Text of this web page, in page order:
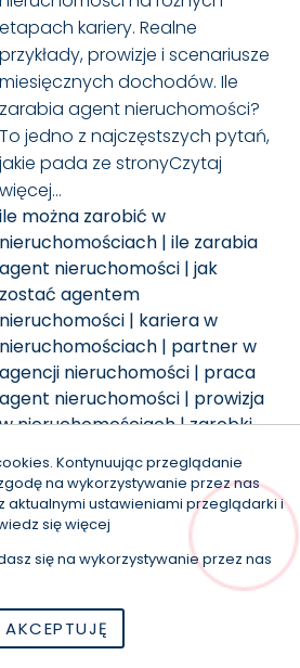
etapach kariery. Realne
przykłady, prowizje i scenariusze
miesięcznych dochodów. Ile
zarabia agent nieruchomości?
To jedno z najczęstszych pytań,
jakie pada ze stronyCzytaj
więcej…
ile można zarobić w
nieruchomościach |ile zarabia
agent nieruchomości |jak
zostać agentem
nieruchomości | kariera w
nieruchomościach | partner w
agencji nieruchomości | praca
agent nieruchomości | prowizja
w nieruchomościach|zarobki
zastrzeżone | Program dla biur
Kontynuując przeglądanie
na wykorzystywanie przez nas
aktualnymi ustawieniami przeglądarki i
się więcej
się na wykorzystywanie przez nas
AKCEPTUJĘ